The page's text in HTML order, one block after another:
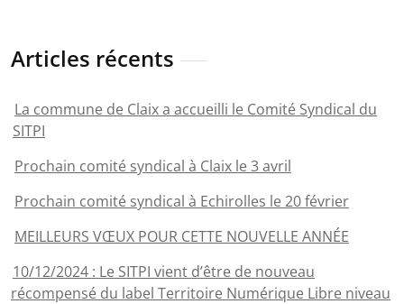
Articles récents
La commune de Claix a accueilli le Comité Syndical du
SITPI
Prochain comité syndical à Claix le 3 avril
Prochain comité syndical à Echirolles le 20 février
MEILLEURS VŒUX POUR CETTE NOUVELLE ANNÉE
10/12/2024 : Le SITPI vient d’être de nouveau
récompensé du label Territoire Numérique Libre niveau